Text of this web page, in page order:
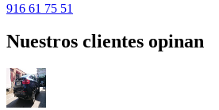
916 61 75 51
Nuestros clientes opinan